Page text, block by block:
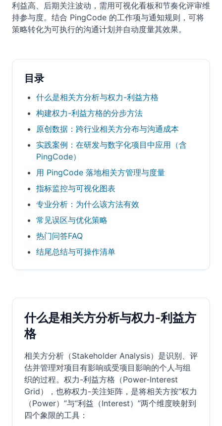
利益高、后期关注波动，需用可视化看板和节奏化评审维
持参与度。结合 PingCode 的工作项与通知规则，可将
策略转化为可执行的沟通计划并自动度量其效果。
目录
什么是相关方分析与权力-利益方格
构建权力-利益方格的分步方法
原创数据：跨行业相关方分布与沟通成本
实践案例：在研发与数字化项目中应用（含
PingCode）
用 PingCode 落地相关方管理与度量
指标监控与可视化图表
专业分析：为什么该方法有效
常见误区与优化策略
热门问答FAQ
结尾总结与可操作清单
什么是相关方分析与权力-利益方
格
相关方分析（Stakeholder Analysis）是识别、评
估并管理对项目有影响或受项目影响的个人与组
织的过程。权力-利益方格（Power-Interest
Grid），也称权力-关注矩阵，是将相关方按“权力
（Power）”与“利益（Interest）”两个维度映射到
四个象限的工具：